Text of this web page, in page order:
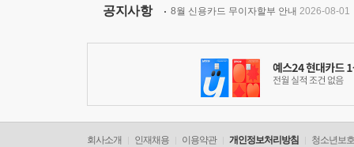
공지사항 8월 신용카드 무이자할부 안내 2026-08-01
회사소개 인재채용 이용약관 개인정보처리방침 청소년보